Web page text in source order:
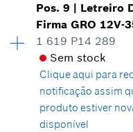
16,64 €*
*Recomendação
fabricante
Grupo de preço:
Informações de
Comprovante de
Indicar na
Pos.9 | Letreiro
Firma GRO 12V-
1 619 P14 289
Sem stock
Clique aqui para
notificação assim
produto estiver
disponível